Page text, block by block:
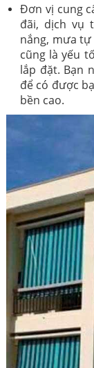
Đơn vị cung
đãi, dịch vụ
nắng, mưa tự
cũng là yếu
lắp đặt. Bạn
để có được
bền cao.